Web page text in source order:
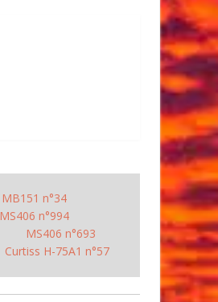
MB151 n°34
MS406 n°994
MS406 n°693
Curtiss H-75A1 n°57